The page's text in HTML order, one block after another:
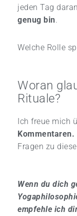
jeden Tag
genug bin.
Welche Rolle
Woran
Rituale?
Ich freue mich
Kommentaren.
Fragen zu
Wenn du dich
empfehle ich